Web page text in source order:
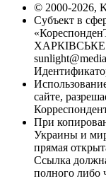
© 2000-2026,
Субъект в
ХАРКІВСЬКЕ
сайте,
При
Украины и
прямая
Ссылка
полного либо